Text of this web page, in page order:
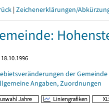
| Zeichenerklärungen/
der Gemeinde
Angaben, Zuordnungen